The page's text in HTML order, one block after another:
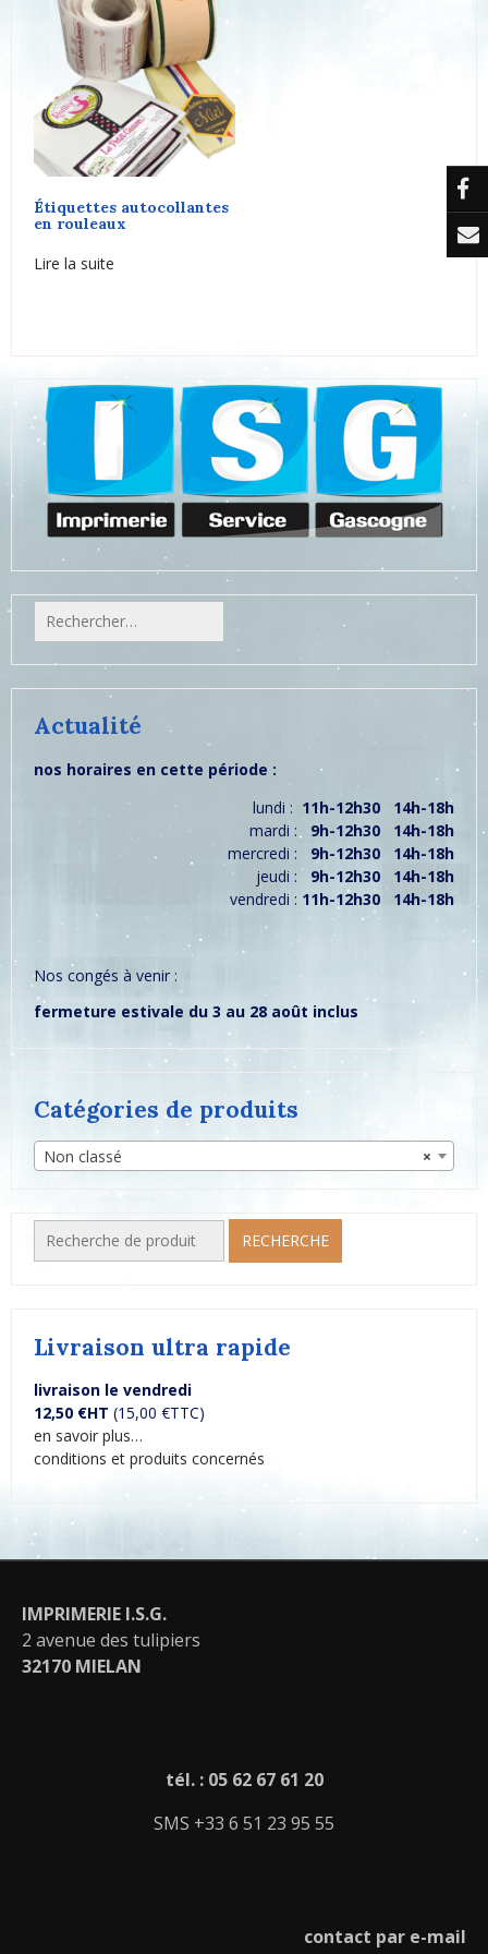
Étiquettes autocollantes
en rouleaux
Lire la suite
Rechercher :
Actualité
nos horaires en cette période :
lundi : 11h-12h30 14h-18h
mardi : 9h-12h30 14h-18h
mercredi : 9h-12h30 14h-18h
jeudi : 9h-12h30 14h-18h
vendredi : 11h-12h30 14h-18h
Nos congés à venir :
fermeture estivale du 3 au 28 août inclus
Catégories de produits
×
Non classé
Recherche
pour :
RECHERCHE
Livraison ultra rapide
livraison le vendredi
12,50 €HT (15,00 €TTC)
en savoir plus…
conditions et produits concernés
IMPRIMERIE I.S.G.
2 avenue des tulipiers
32170 MIELAN
tél. : 05 62 67 61 20
SMS +33 6 51 23 95 55
contact par e-mail